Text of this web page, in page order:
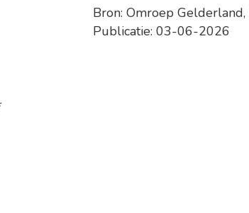
Bron: Omroep
Publicatie: 03-06-2026